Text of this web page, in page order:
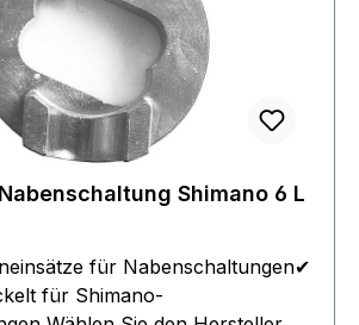
aus hochfestem
& gefräst für maximale
mit E- und CE-
1x Polygoneinsatz🚲
für eine sichere &
🚲
Shimano 6 L
für Nabenschaltungen✔
für Shimano-